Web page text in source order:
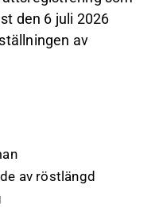
den 6 juli 2026
av
av röstlängd